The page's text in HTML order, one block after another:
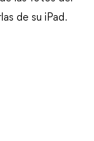
de su iPad.